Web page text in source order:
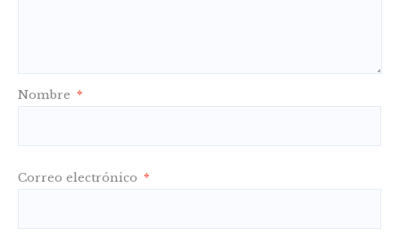
Nombre *
Correo electrónico *